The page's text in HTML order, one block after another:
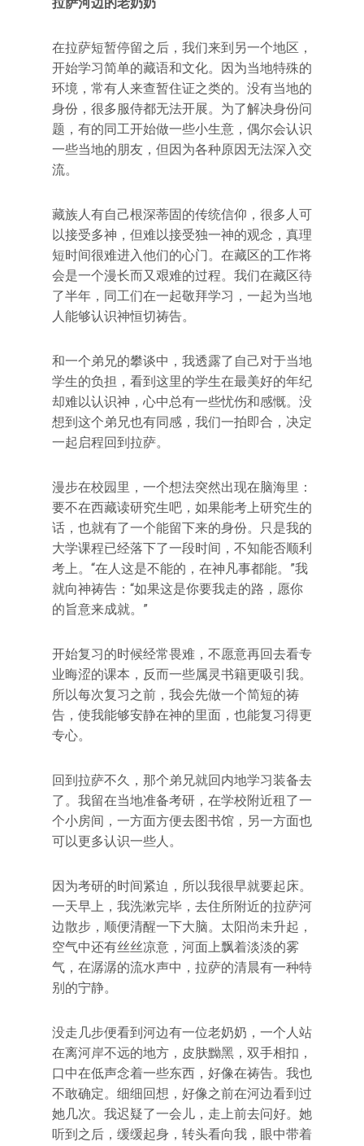
在拉萨短暂停留之后，我们来到另一个地区，
开始学习简单的藏语和文化。因为当地特殊的
环境，常有人来查暂住证之类的。没有当地的
身份，很多服侍都无法开展。为了解决身份问
题，有的同工开始做一些小生意，偶尔会认识
一些当地的朋友，但因为各种原因无法深入交
流。
藏族人有自己根深蒂固的传统信仰，很多人可
以接受多神，但难以接受独一神的观念，真理
短时间很难进入他们的心门。在藏区的工作将
会是一个漫长而又艰难的过程。我们在藏区待
了半年，同工们在一起敬拜学习，一起为当地
人能够认识神恒切祷告。
和一个弟兄的攀谈中，我透露了自己对于当地
学生的负担，看到这里的学生在最美好的年纪
却难以认识神，心中总有一些忧伤和感慨。没
想到这个弟兄也有同感，我们一拍即合，决定
一起启程回到拉萨。
漫步在校园里，一个想法突然出现在脑海里：
要不在西藏读研究生吧，如果能考上研究生的
话，也就有了一个能留下来的身份。只是我的
大学课程已经落下了一段时间，不知能否顺利
考上。“在人这是不能的，在神凡事都能。”我
就向神祷告：“如果这是你要我走的路，愿你
的旨意来成就。”
开始复习的时候经常畏难，不愿意再回去看专
业晦涩的课本，反而一些属灵书籍更吸引我。
所以每次复习之前，我会先做一个简短的祷
告，使我能够安静在神的里面，也能复习得更
专心。
回到拉萨不久，那个弟兄就回内地学习装备去
了。我留在当地准备考研，在学校附近租了一
个小房间，一方面方便去图书馆，另一方面也
可以更多认识一些人。
因为考研的时间紧迫，所以我很早就要起床。
一天早上，我洗漱完毕，去住所附近的拉萨河
边散步，顺便清醒一下大脑。太阳尚未升起，
空气中还有丝丝凉意，河面上飘着淡淡的雾
气，在潺潺的流水声中，拉萨的清晨有一种特
别的宁静。
没走几步便看到河边有一位老奶奶，一个人站
在离河岸不远的地方，皮肤黝黑，双手相扣，
口中在低声念着一些东西，好像在祷告。我也
不敢确定。细细回想，好像之前在河边看到过
她几次。我迟疑了一会儿，走上前去问好。她
听到之后，缓缓起身，转头看向我，眼中带着